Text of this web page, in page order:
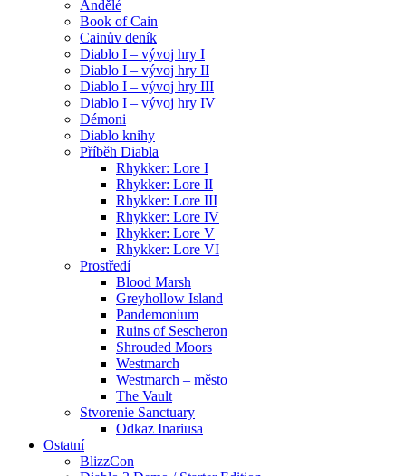
Andělé
Book of Cain
Cainův deník
Diablo I – vývoj hry I
Diablo I – vývoj hry II
Diablo I – vývoj hry III
Diablo I – vývoj hry IV
Démoni
Diablo knihy
Příběh Diabla
Rhykker: Lore I
Rhykker: Lore II
Rhykker: Lore III
Rhykker: Lore IV
Rhykker: Lore V
Rhykker: Lore VI
Prostředí
Blood Marsh
Greyhollow Island
Pandemonium
Ruins of Sescheron
Shrouded Moors
Westmarch
Westmarch – město
The Vault
Stvorenie Sanctuary
Odkaz Inariusa
Ostatní
BlizzCon